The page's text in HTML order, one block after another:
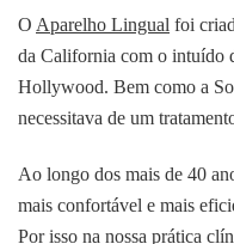
O Aparelho Lingual foi
da California com o intuído
Hollywood. Bem como a
necessitava de um
Ao longo dos mais de 40
mais confortável e mais
Por isso na nossa prática